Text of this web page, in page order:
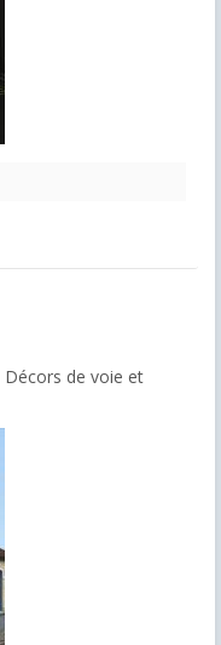
Décors de voie et